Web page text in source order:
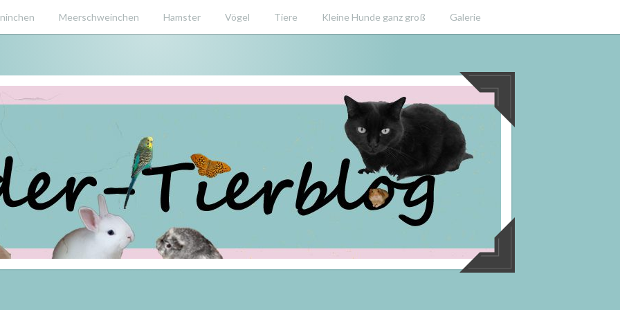
Meerschweinchen Hamster Vögel Tiere Kleine Hunde ganz groß Galerie